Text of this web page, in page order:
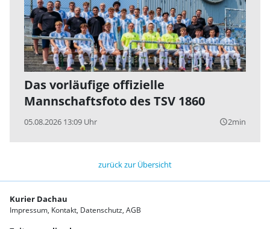
Das vorläufige offizielle
Mannschaftsfoto des TSV 1860
05.08.2026 13:09 Uhr query_builder2min
zurück zur Übersicht
Kurier Dachau
Impressum Kontakt Datenschutz AGB